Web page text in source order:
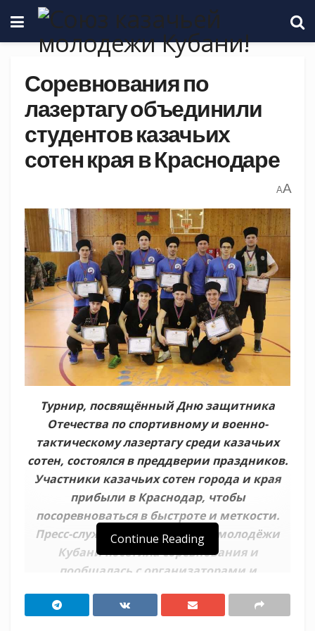
Соревнования по
лазертагу объединили
студентов казачьих
сотен края в Краснодаре
AA
Турнир, посвящённый Дню защитника
Отечества по спортивному и военно-
тактическому лазертагу среди казачьих
сотен, состоялся в преддверии праздников.
Участники казачьих сотен города и края
прибыли в Краснодар, чтобы
посоревноваться в быстроте и меткости.
Пресс-служба Союза казачьей молодёжи
Кубани посетила соревнования и
пообщалась с организаторами и
Continue Reading